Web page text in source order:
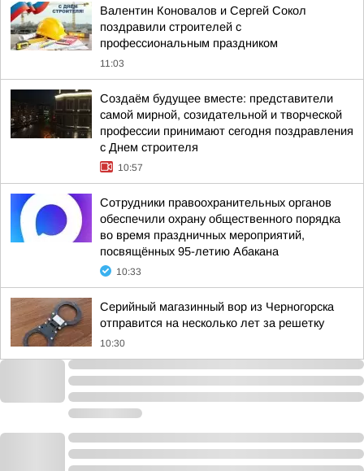
Валентин Коновалов и Сергей Сокол
поздравили строителей с
профессиональным праздником
11:03
Создаём будущее вместе: представители
самой мирной, созидательной и творческой
профессии принимают сегодня поздравления
с Днем строителя
10:57
Сотрудники правоохранительных органов
обеспечили охрану общественного порядка
во время праздничных мероприятий,
посвящённых 95-летию Абакана
10:33
Серийный магазинный вор из Черногорска
отправится на несколько лет за решетку
10:30